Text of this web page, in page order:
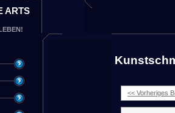
ARTS
<< Vorheriges